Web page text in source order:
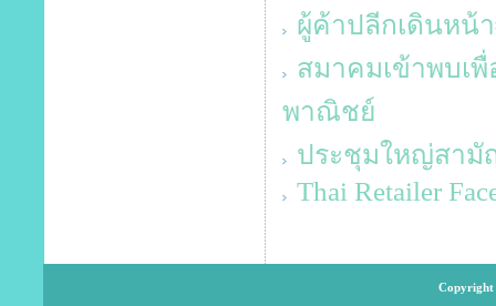
ผู้ค้าปลีกเดินหน้
สมาคมเข้าพบเ
พาณิชย์
ประชุมใหญ่สามั
Thai Retailer
Copyright